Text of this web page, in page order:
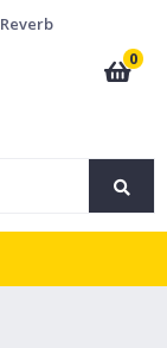
Reverb
0